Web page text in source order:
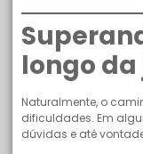
longo
Naturalmente, o
dificuldades. Em
dúvidas e até